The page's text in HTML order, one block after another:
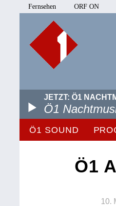
Fernsehen ORF ON
JETZT: Ö1
Ö1
Ö1 SOUND
Ö1
10.